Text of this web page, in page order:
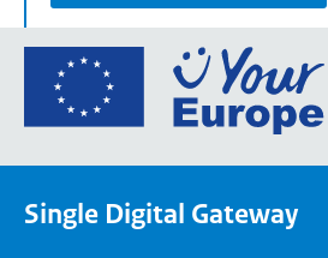
Single Digital Gateway